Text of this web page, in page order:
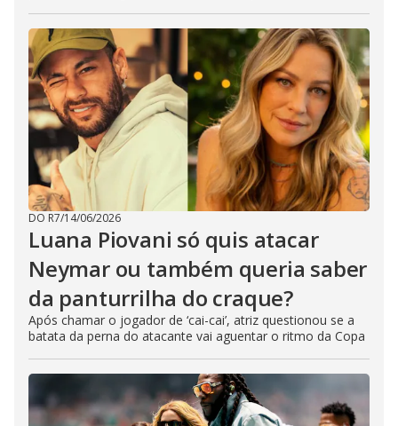
DO R7/14/06/2026
Luana Piovani só quis atacar
Neymar ou também queria saber
da panturrilha do craque?
Após chamar o jogador de ‘cai-cai’, atriz questionou se a
batata da perna do atacante vai aguentar o ritmo da Copa